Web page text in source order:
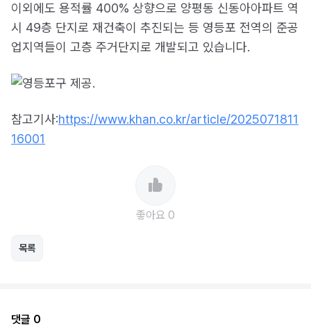
이외에도 용적률 400% 상향으로 양평동 신동아아파트 역
시 49층 단지로 재건축이 추진되는 등 영등포 전역의 준공
업지역들이 고층 주거단지로 개발되고 있습니다.
참고기사:https://www.khan.co.kr/article/2025071811
16001
좋아요 0
목록
댓글 0